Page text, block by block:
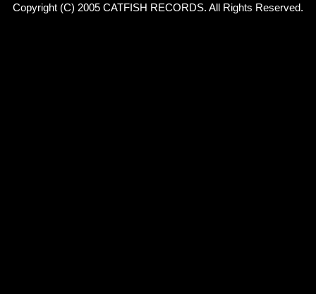
Copyright (C) 2005 CATFISH RECORDS. All Rights Reserved.